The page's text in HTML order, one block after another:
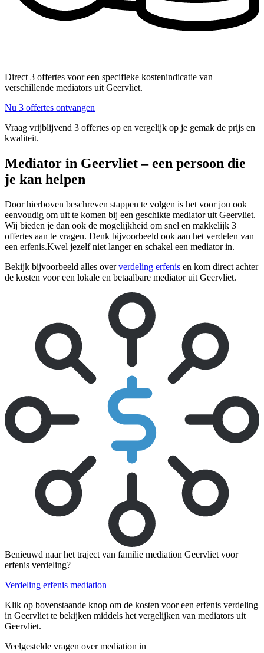
Direct 3 offertes voor een specifieke kostenindicatie van
verschillende mediators uit Geervliet.
Nu 3 offertes ontvangen
Vraag vrijblijvend 3 offertes op en vergelijk op je gemak de prijs en
kwaliteit.
Mediator in Geervliet – een persoon die
je kan helpen
Door hierboven beschreven stappen te volgen is het voor jou ook
eenvoudig om uit te komen bij een geschikte mediator uit Geervliet.
Wij bieden je dan ook de mogelijkheid om snel en makkelijk 3
offertes aan te vragen. Denk bijvoorbeeld ook aan het verdelen van
een erfenis.Kwel jezelf niet langer en schakel een mediator in.
Bekijk bijvoorbeeld alles oververdeling erfenis en kom direct achter
de kosten voor een lokale en betaalbare mediator uit Geervliet.
Benieuwd naar het traject van familie mediation Geervliet voor
erfenis verdeling?
Verdeling erfenis mediation
Klik op bovenstaande knop om de kosten voor een erfenis verdeling
in Geervliet te bekijken middels het vergelijken van mediators uit
Geervliet.
Veelgestelde vragen over mediation in